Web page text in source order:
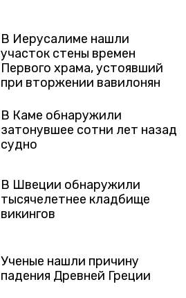
В Иерусалиме нашли
участок стены времен
Первого храма, устоявший
при вторжении вавилонян
В Каме обнаружили
затонувшее сотни лет назад
судно
В Швеции обнаружили
тысячелетнее кладбище
викингов
Ученые нашли причину
падения Древней Греции